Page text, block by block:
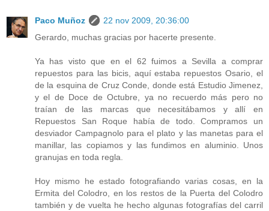
Paco Muñoz
22 nov 2009, 20:36:00
Gerardo, muchas gracias por hacerte presente.
Ya has visto que en el 62 fuimos a Sevilla a comprar
repuestos para las bicis, aquí estaba repuestos Osario, el
de la esquina de Cruz Conde, donde está Estudio Jimenez,
y el de Doce de Octubre, ya no recuerdo más pero no
traían de las marcas que necesitábamos y allí en
Repuestos San Roque había de todo. Compramos un
desviador Campagnolo para el plato y las manetas para el
manillar, las copiamos y las fundimos en aluminio. Unos
granujas en toda regla.
Hoy mismo he estado fotografiando varias cosas, en la
Ermita del Colodro, en los restos de la Puerta del Colodro
también y de vuelta he hecho algunas fotografías del carril